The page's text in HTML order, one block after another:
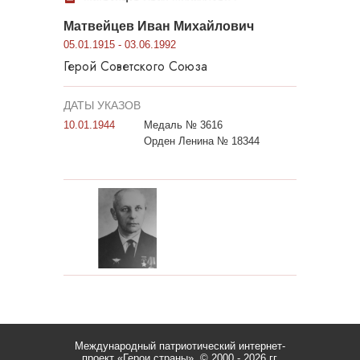
Матвейцев Иван Михайлович
05.01.1915 - 03.06.1992
Герой Советского Союза
ДАТЫ УКАЗОВ
10.01.1944
Медаль № 3616
Орден Ленина № 18344
Международный патриотический интернет-